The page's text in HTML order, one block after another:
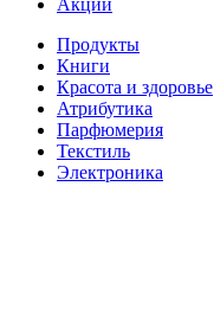
Акции
Продукты
Книги
Красота и здоровье
Атрибутика
Парфюмерия
Текстиль
Электроника